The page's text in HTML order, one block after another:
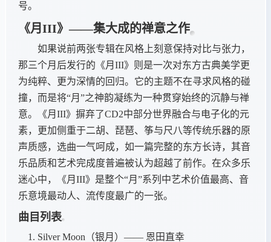
号。
《月III》——集大成的禅意之作
如果说前两张专辑在风格上刻意保持对比与张力，
那三个月后发行的《月III》则是一次对东方古典美学更
为纯粹、更为深情的回归。它的主题不在寻求风格的碰
撞，而是将“月”之神韵凝练为一种贯穿始终的沉静与禅
意。《月III》摒弃了CD2中部分世界融合与电子化的元
素，更加侧重于二胡、琵琶、筝与尺八等传统乐器的原
声质感，选曲一气呵成，如一篇完整的东方长诗，其音
乐品质和艺术完成度普遍被认为超越了前作。在众多乐
迷心中，《月III》是整个“月”系列中艺术价值最高、音
乐意境最动人、流传度最广的一张。
曲目列表
Silver Moon（银月）—— 恩田直幸